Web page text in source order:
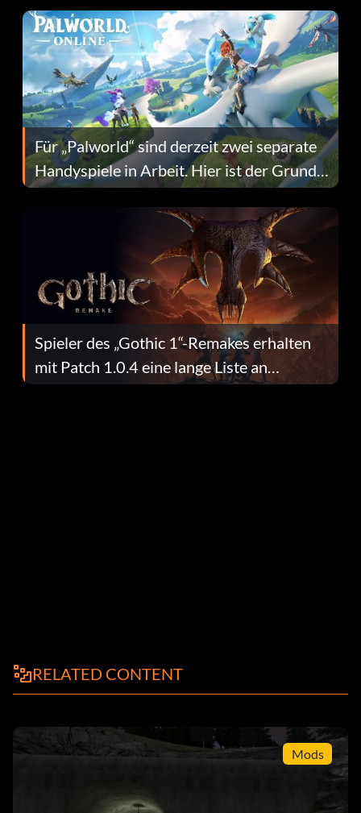
Für „Palworld“ sind derzeit zwei separate
Handyspiele in Arbeit. Hier ist der Grund
dafür.
Spieler des „Gothic 1“-Remakes erhalten
mit Patch 1.0.4 eine lange Liste an
Fehlerbehebungen
RELATED CONTENT
Mods